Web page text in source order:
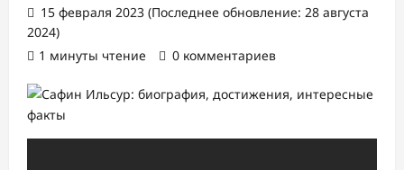
15 февраля 2023 (Последнее обновление: 28 августа
2024)
1 минуты чтение
0 комментариев